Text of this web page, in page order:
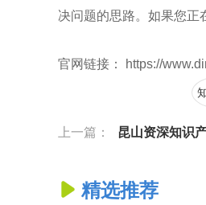
决问题的思路。如果您正
官网链接： https://
上一篇： 昆山资深知识产权
 精选推荐